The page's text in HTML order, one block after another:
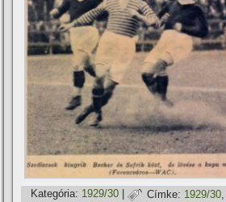
Kategória: 1929/30 | Címke: 1929/30